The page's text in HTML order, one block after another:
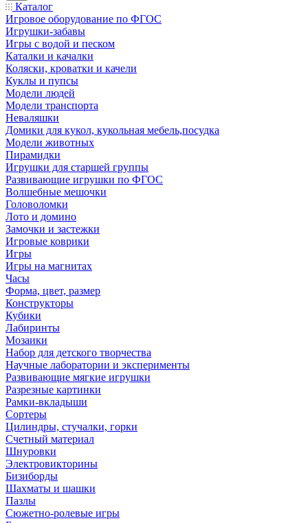
Каталог
Игровое оборудование по ФГОС
Игрушки-забавы
Игры с водой и песком
Каталки и качалки
Коляски, кроватки и качели
Куклы и пупсы
Модели людей
Модели транспорта
Неваляшки
Домики для кукол, кукольная мебель,посудка
Модели животных
Пирамидки
Игрушки для старшей группы
Развивающие игрушки по ФГОС
Волшебные мешочки
Головоломки
Лото и домино
Замочки и застежки
Игровые коврики
Игры
Игры на магнитах
Часы
Форма, цвет, размер
Конструкторы
Кубики
Лабиринты
Мозаики
Набор для детского творчества
Научные лаборатории и эксперименты
Развивающие мягкие игрушки
Разрезные картинки
Рамки-вкладыши
Сортеры
Цилиндры, стучалки, горки
Счетный материал
Шнуровки
Электровикторины
Бизиборды
Шахматы и шашки
Пазлы
Сюжетно-ролевые игры